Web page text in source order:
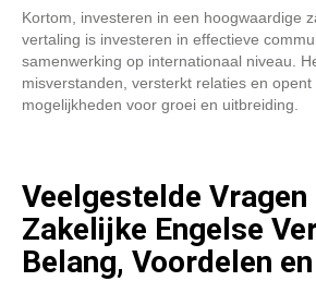
Kortom, investeren in een hoogwaardige
vertaling is investeren in effectieve
samenwerking op internationaal niveau.
misverstanden, versterkt relaties en
mogelijkheden voor groei en uitbreiding.
Veelgestelde
Zakelijke Engelse
Belang, Voordelen